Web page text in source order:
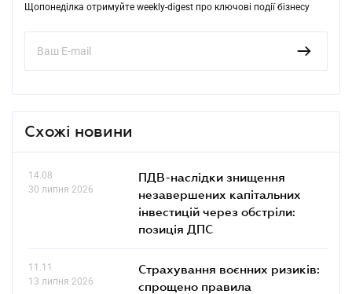
Щопонеділка отримуйте weekly-digest про ключові події бізнесу
Схожі новини
14.08
30 липня 2026
ПДВ-наслідки знищення
незавершених капітальних
інвестицій через обстріли:
позиція ДПС
11.11
13 липня 2026
Страхування воєнних ризиків:
спрощено правила